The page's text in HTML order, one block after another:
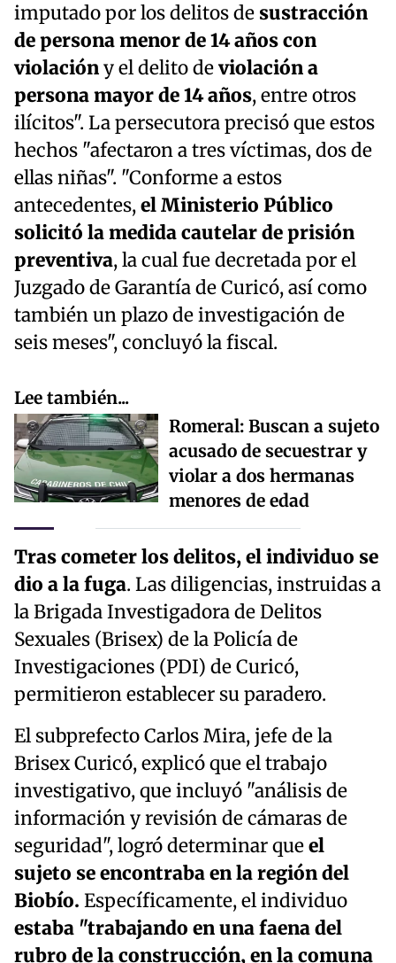
imputado por los delitos de sustracción
de persona menor de 14 años con
violacióny el delito deviolación a
persona mayor de 14 años, entre otros
ilícitos". La persecutora precisó que estos
hechos "afectaron a tres víctimas, dos de
ellas niñas". "Conforme a estos
antecedentes,el Ministerio Público
solicitó la medida cautelar de prisión
preventiva, la cual fue decretada por el
Juzgado de Garantía de Curicó, así como
también un plazo de investigación de
seis meses", concluyó la fiscal.
Lee también...
Romeral: Buscan a sujeto
acusado de secuestrar y
violar a dos hermanas
menores de edad
Tras cometer los delitos, el individuo se
dio a la fuga. Las diligencias, instruidas a
la Brigada Investigadora de Delitos
Sexuales (Brisex) de la Policía de
Investigaciones (PDI) de Curicó,
permitieron establecer su paradero.
El subprefecto Carlos Mira, jefe de la
Brisex Curicó, explicó que el trabajo
investigativo, que incluyó "análisis de
información y revisión de cámaras de
seguridad", logró determinar queel
sujeto se encontraba en la región del
Biobío. Específicamente, el individuo
estaba "trabajando en una faena del
rubro de la construcción, en la comuna